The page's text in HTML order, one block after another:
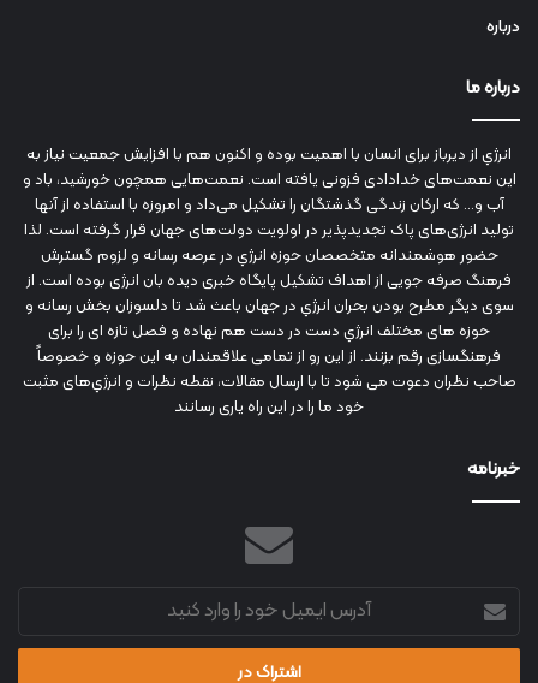
درباره
درباره ما
انرژي‌ از دیرباز برای انسان با اهمیت بوده و اکنون هم با افزایش جمعیت نیاز به
این نعمت‌های خدادادی فزونی یافته است. نعمت‌هایی همچون خورشید، باد و
آب و... که ارکان زندگی گذشتگان را تشکیل می‌داد و امروزه با استفاده از آنها
تولید انرژی‌های پاک تجدیدپذیر در اولویت دولت‌های جهان قرار گرفته است. لذا
حضور هوشمندانه متخصصان حوزه انرژي در عرصه رسانه و لزوم گسترش
فرهنگ صرفه جویی از اهداف تشکیل پایگاه خبری دیده بان انرژی بوده است. از
سوی دیگر مطرح بودن بحران انرژي در جهان باعث شد تا دلسوزان بخش رسانه و
حوزه های مختلف انرژي دست در دست هم نهاده و فصل تازه ای را برای
فرهنگسازی رقم بزنند. از این رو از تمامی علاقمندان به این حوزه و خصوصاً
صاحب نظران دعوت می شود تا با ارسال مقالات، نقطه نظرات و انرژي‌های مثبت
خود ما را در این راه یاری رسانند
خبرنامه
آدرس
ایمیل
خود